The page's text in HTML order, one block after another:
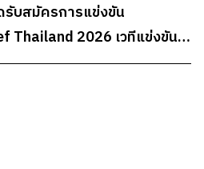
รับสมัครการแข่งขัน
Thailand 2026 เวทีแข่งขัน
หรับนักศึกษา ชิงรางวัลรวม